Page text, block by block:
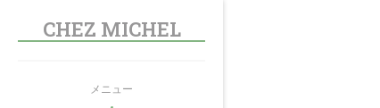
CHEZ MICHEL
メニュー